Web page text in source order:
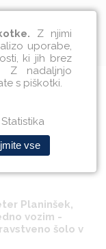
Planinšek,
vozim -
šolo v
Z njimi
uporabe,
ki jih brez
Z nadaljnjo
s piškotki.
Statistika
vse